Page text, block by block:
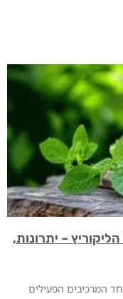
– יתרונות,
המרכיבים הפעילים